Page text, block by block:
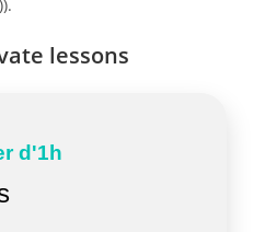
)).
lessons
d'1h